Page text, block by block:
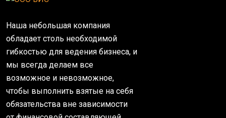
Наша небольшая компания
обладает столь необходимой
гибкостью для ведения бизнеса, и
мы всегда делаем все
возможное и невозможное,
чтобы выполнить взятые на себя
обязательства вне зависимости